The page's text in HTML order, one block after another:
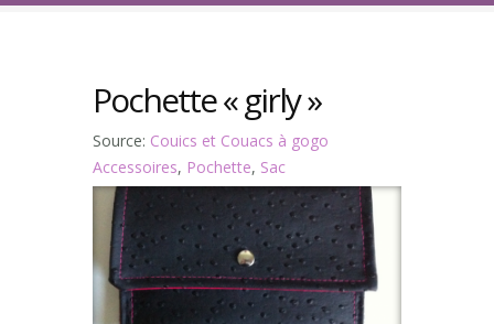
Pochette « girly »
Source: Couics et Couacs à gogo
Accessoires, Pochette, Sac